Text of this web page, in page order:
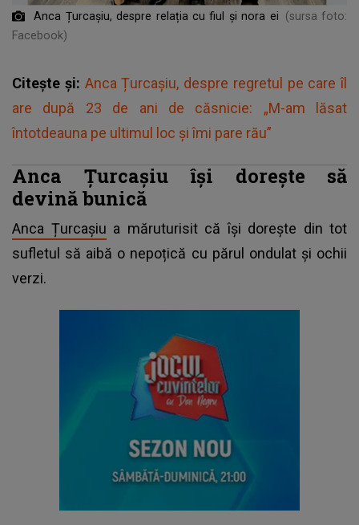
Anca Țurcașiu, despre relația cu fiul și nora ei
(sursa foto:
Facebook)
Citește și: Anca Țurcașiu, despre regretul pe care îl
are după 23 de ani de căsnicie: „M-am lăsat
întotdeauna pe ultimul loc și îmi pare rău”
Anca Țurcașiu își dorește să
devină bunică
Anca Țurcașiu a măruturisit că își dorește din tot
sufletul să aibă o nepoțică cu părul ondulat și ochii
verzi.